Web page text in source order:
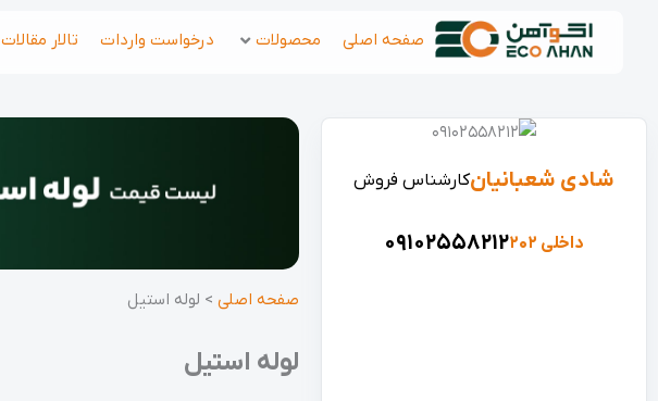
صفحه اصلی محصولات درخواست واردات تالار مقالات
شادی شعبانیانکارشناس فروش
09102558212 داخلی 202
آرمان عبدالله نژاد کارشناس تامین
صفحه اصلی > لوله استیل
لوله استیل